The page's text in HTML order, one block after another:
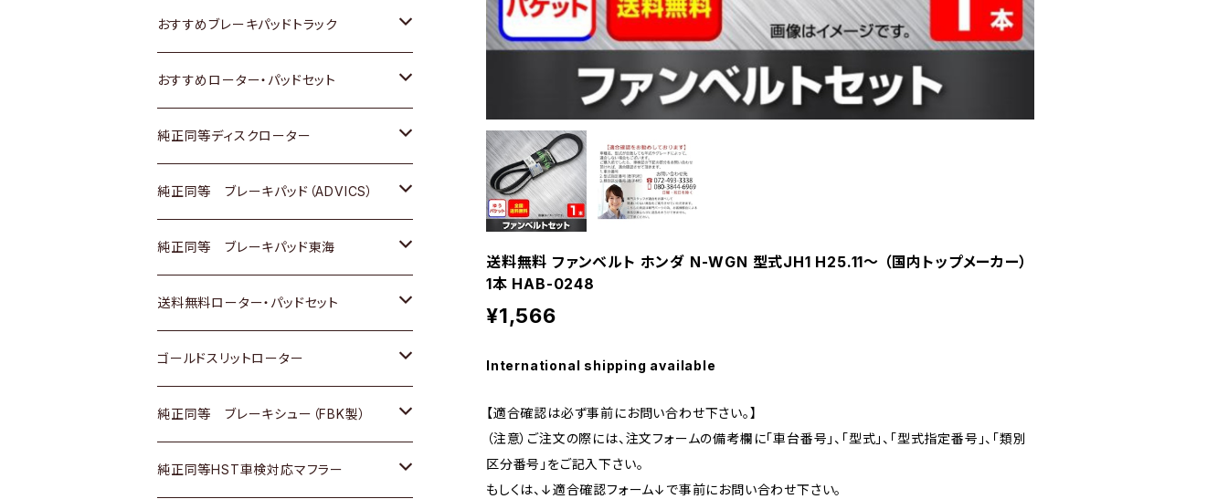
送料無料 ファンベルト ホンダ N-WGN 型式JH1 H25.11～ （国内トップメーカー）
1本 HAB-0248
¥1,566
International shipping available
【適合確認は必ず事前にお問い合わせ下さい。】
（注意）ご注文の際には、注文フォームの備考欄に「車台番号」、「型式」、「型式指定番号」、「類別
区分番号」をご記入下さい。
もしくは、↓適合確認フォーム↓で事前にお問い合わせ下さい。
いすゞ
ダイハツ
マツダ
三菱
スバル
日野
三菱ふそう
ＢＭＷ
日産
いすゞ
ダイハツ
マツダ
三菱
日野
三菱ふそう
日産
いすゞ
ダイハツ
三菱
日野
三菱ふそう
その他
ホンダ
スズキ
日産
ダイハツ
マツダ
三菱
スバル
トヨタ
ホンダ
スズキ
日産
いすゞ
ダイハツ
マツダ
三菱
スバル
おすすめブレーキパッドトラック
トヨタ
日産
いすゞ
ダイハツ
マツダ
三菱
おすすめローター・パッドセット
トヨタ
ホンダ
スズキ
日産
ダイハツ
マツダ
三菱
純正同等ディスクローター
トヨタ
ホンダ
スズキ
日産
いすゞ
ダイハツ
純正同等 ブレーキパッド（ADVICS）
トヨタ
ホンダ
スズキ
日産
ダイハツ
純正同等 ブレーキパッド東海
トヨタ
ホンダ
日産
いすゞ
送料無料ローター・パッドセット
トヨタ
ホンダ
スズキ
ゴールドスリットローター
トヨタ
ホンダ
純正同等 ブレーキシュー（FBK製）
ホンダ
純正同等HST車検対応マフラー